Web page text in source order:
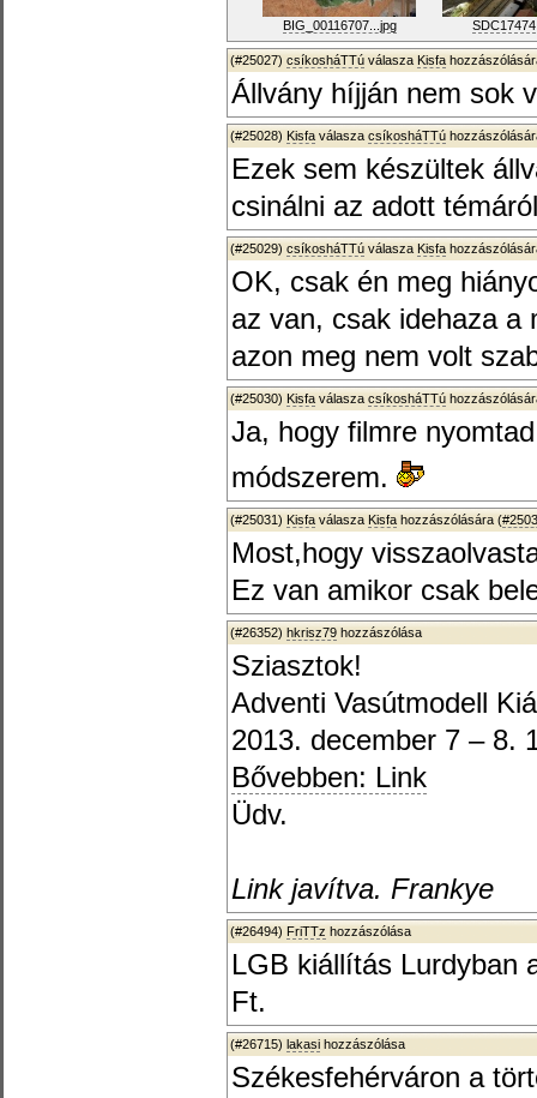
BIG_00116707...jpg
(#25027) csíkosháTTú válasza Kisfa
Állvány híjján nem sok
(#25028) Kisfa válasza csíkosháTTú
Ezek sem készültek
csinálni az adott
(#25029) csíkosháTTú válasza Kisfa
OK, csak én meg
az van, csak idehaza a
azon meg nem volt
(#25030) Kisfa válasza csíkosháTTú
Ja, hogy filmre
módszerem.
(#25031) Kisfa válasza Kisfa hozzászólására (
Most,hogy
Ez van amikor csak
(#26352) hkrisz79 hozzászólása
Sziasztok!
Adventi Vasútmodell
2013. december 7 – 8.
Bővebben: Link
Üdv.
Link javítva. Frankye
(#26494) FriTTz hozzászólása
LGB kiállítás Lurdyban
Ft.
(#26715) lakasi hozzászólása
Székesfehérváron a